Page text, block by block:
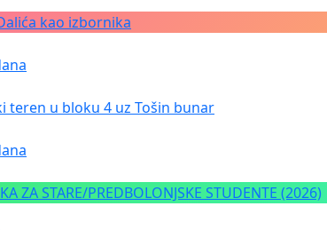
kao izbornika
teren u bloku 4 uz Tošin bunar
ZA STARE/PREDBOLONJSKE STUDENTE (2026)